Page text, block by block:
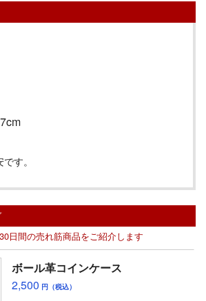
7cm
す。
日間の売れ筋商品をご紹介します
ボール革コインケース
2,500 円（税込）